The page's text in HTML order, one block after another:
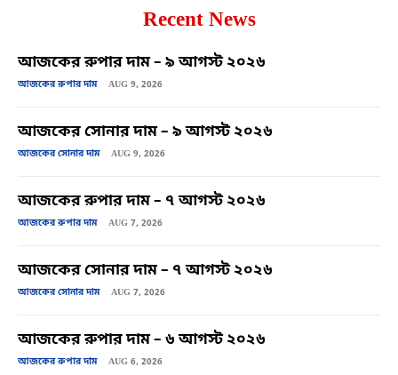
Recent News
আজকের রুপার দাম – ৯ আগস্ট ২০২৬
আজকের রুপার দাম AUG 9, 2026
আজকের সোনার দাম – ৯ আগস্ট ২০২৬
আজকের সোনার দাম AUG 9, 2026
আজকের রুপার দাম – ৭ আগস্ট ২০২৬
আজকের রুপার দাম AUG 7, 2026
আজকের সোনার দাম – ৭ আগস্ট ২০২৬
আজকের সোনার দাম AUG 7, 2026
আজকের রুপার দাম – ৬ আগস্ট ২০২৬
আজকের রুপার দাম AUG 6, 2026